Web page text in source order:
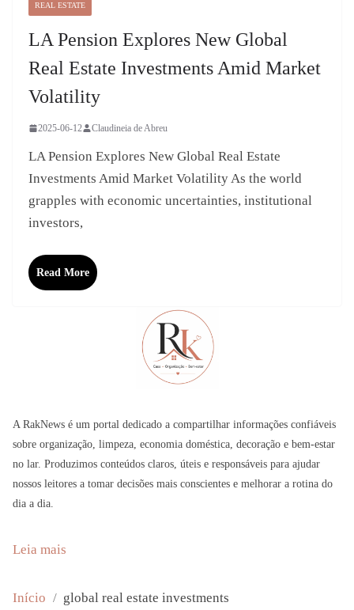
REAL ESTATE
LA Pension Explores New Global
Real Estate Investments Amid Market
Volatility
2025-06-12 Claudineia de Abreu
LA Pension Explores New Global Real Estate
Investments Amid Market Volatility As the world
grapples with economic uncertainties, institutional
investors,
Read More
A RakNews é um portal dedicado a compartilhar informações confiáveis
sobre organização, limpeza, economia doméstica, decoração e bem-estar
no lar. Produzimos conteúdos claros, úteis e responsáveis para ajudar
nossos leitores a tomar decisões mais conscientes e melhorar a rotina do
dia a dia.
Leia mais
A
Início global real estate investments